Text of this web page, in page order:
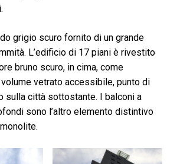
grigio scuro fornito di un grande
L’edificio di 17 piani è rivestito
bruno scuro, in cima, come
volume vetrato accessibile, punto di
sulla città sottostante. I balconi a
sono l’altro elemento distintivo